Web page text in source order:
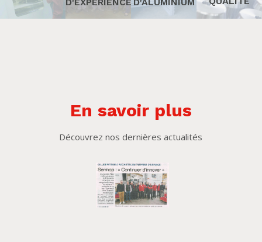
D'EXPÉRIENCE D'ALUMINIUM
En savoir plus
Découvrez nos dernières actualités